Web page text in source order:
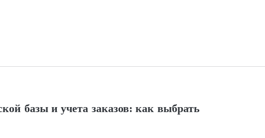
базы и учета заказов: как выбрать